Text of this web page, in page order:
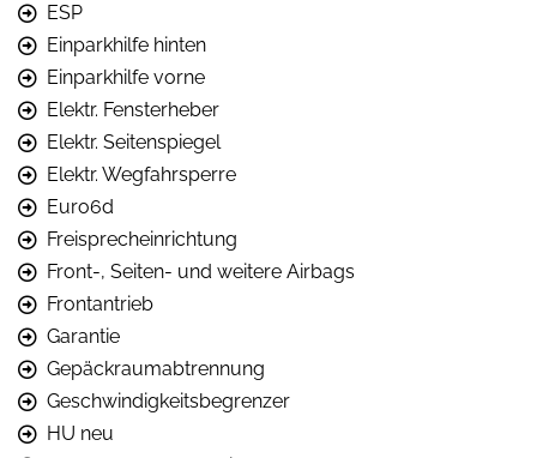
ESP
Einparkhilfe hinten
Einparkhilfe vorne
Elektr. Fensterheber
Elektr. Seitenspiegel
Elektr. Wegfahrsperre
Euro6d
Freisprecheinrichtung
Front-, Seiten- und weitere Airbags
Frontantrieb
Garantie
Gepäckraumabtrennung
Geschwindigkeitsbegrenzer
HU neu